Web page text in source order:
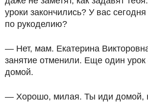
уроки закончились? У вас
по рукоделию?
— Нет, мам. Екатерина
занятие отменили. Еще один
домой.
— Хорошо, милая. Ты иди домой,